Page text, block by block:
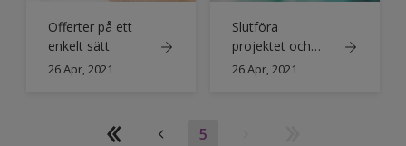
Offerter på ett
enkelt sätt
26 Apr, 2021
Slutföra
projektet och
vad du ska göra
26 Apr, 2021
5